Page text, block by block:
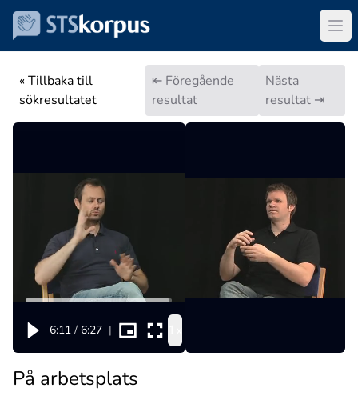
« Tillbaka till
sökresultatet
⇤ Föregående
resultat
Nästa
resultat ⇥
6:11 / 6:27 |
På arbetsplats